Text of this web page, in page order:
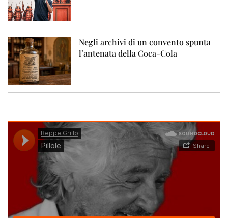
Negli archivi di un convento spunta
l’antenata della Coca-Cola